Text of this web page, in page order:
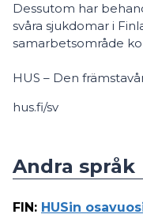
Dessutom har
svåra sjukdomar i
samarbetsområde
HUS – Den
hus.fi/sv
Andra språk
FIN : HUSin